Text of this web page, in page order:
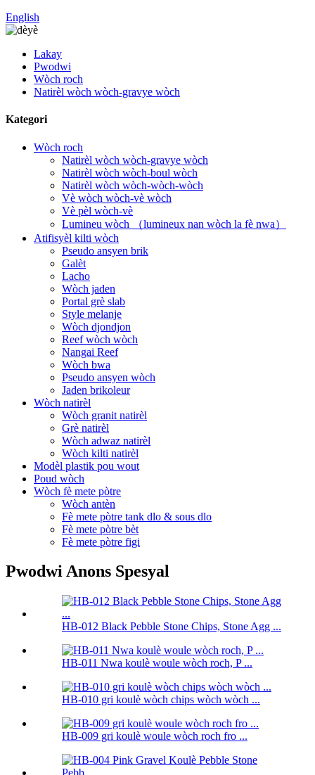
English
Lakay
Pwodwi
Wòch roch
Natirèl wòch wòch-gravye wòch
Kategori
Wòch roch
Natirèl wòch wòch-gravye wòch
Natirèl wòch wòch-boul wòch
Natirèl wòch wòch-wòch-wòch
Vè wòch wòch-vè wòch
Vè pèl wòch-vè
Lumineu wòch （lumineux nan wòch la fè nwa）
Atifisyèl kilti wòch
Pseudo ansyen brik
Galèt
Lacho
Wòch jaden
Portal grè slab
Style melanje
Wòch djondjon
Reef wòch wòch
Nangai Reef
Wòch bwa
Pseudo ansyen wòch
Jaden brikoleur
Wòch natirèl
Wòch granit natirèl
Grè natirèl
Wòch adwaz natirèl
Wòch kilti natirèl
Modèl plastik pou wout
Poud wòch
Wòch fè mete pòtre
Wòch antèn
Fè mete pòtre tank dlo & sous dlo
Fè mete pòtre bèt
Fè mete pòtre figi
Pwodwi Anons Spesyal
HB-012 Black Pebble Stone Chips, Stone Agg ...
HB-011 Nwa koulè woule wòch roch, P ...
HB-010 gri koulè wòch chips wòch wòch ...
HB-009 gri koulè woule wòch roch fro ...